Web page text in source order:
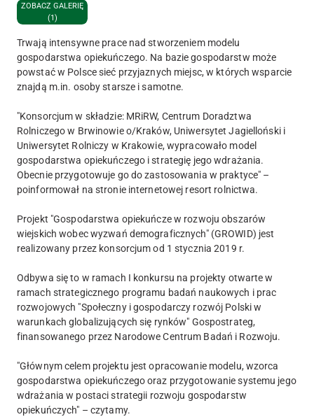
ZOBACZ GALERIĘ
(1)
Trwają intensywne prace nad stworzeniem modelu
gospodarstwa opiekuńczego. Na bazie gospodarstw może
powstać w Polsce sieć przyjaznych miejsc, w których wsparcie
znajdą m.in. osoby starsze i samotne.
"Konsorcjum w składzie: MRiRW, Centrum Doradztwa
Rolniczego w Brwinowie o/Kraków, Uniwersytet Jagielloński i
Uniwersytet Rolniczy w Krakowie, wypracowało model
gospodarstwa opiekuńczego i strategię jego wdrażania.
Obecnie przygotowuje go do zastosowania w praktyce" –
poinformował na stronie internetowej resort rolnictwa.
Projekt "Gospodarstwa opiekuńcze w rozwoju obszarów
wiejskich wobec wyzwań demograficznych" (GROWID) jest
realizowany przez konsorcjum od 1 stycznia 2019 r.
Odbywa się to w ramach I konkursu na projekty otwarte w
ramach strategicznego programu badań naukowych i prac
rozwojowych "Społeczny i gospodarczy rozwój Polski w
warunkach globalizujących się rynków" Gospostrateg,
finansowanego przez Narodowe Centrum Badań i Rozwoju.
"Głównym celem projektu jest opracowanie modelu, wzorca
gospodarstwa opiekuńczego oraz przygotowanie systemu jego
wdrażania w postaci strategii rozwoju gospodarstw
opiekuńczych" – czytamy.